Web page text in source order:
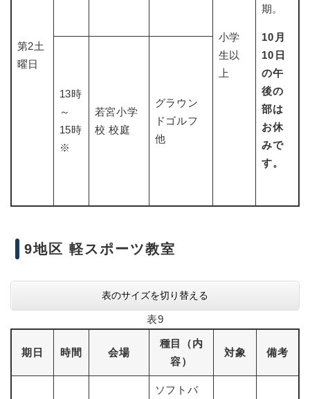
第2土
曜日
小学
生以
上
期。
10月
10日
の午
後の
部は
お休
みで
す。
13時
～
15時
※
若宮小学
校 校庭
グラウン
ドゴルフ
他
9地区 軽スポーツ教室
表のサイズを切り替える
表9
期日 時間 会場
種目（内
容）
対象 備考
ソフトバ